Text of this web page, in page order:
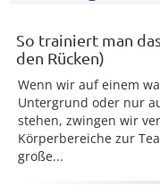
So trainiert man
den Rücken)
Wenn wir auf einem
Untergrund oder nur
stehen, zwingen wir
Körperbereiche zur
große...